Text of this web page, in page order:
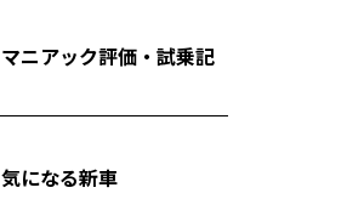
マニアック評価・試乗記
気になる新車